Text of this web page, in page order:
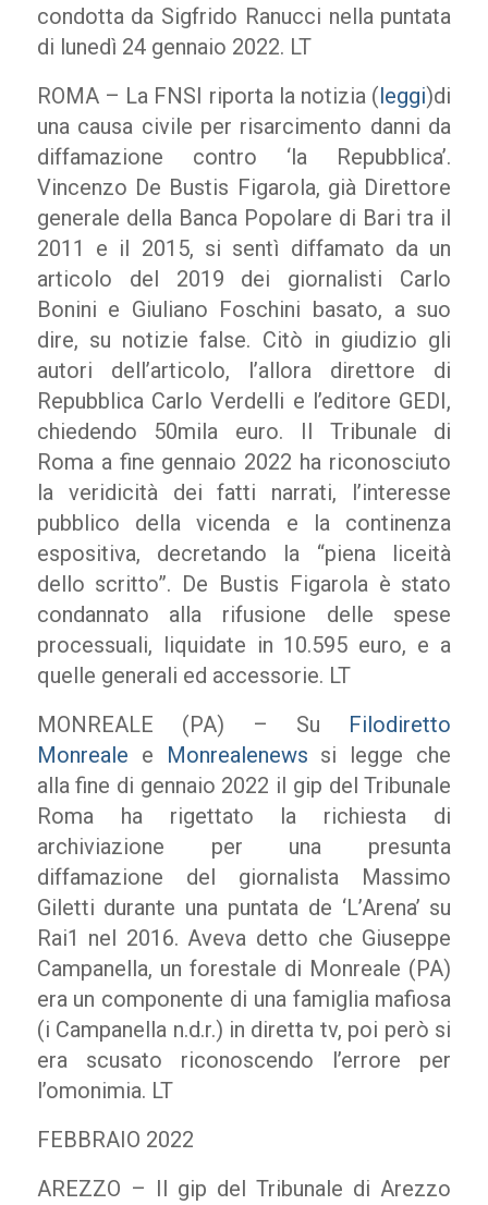
condotta da Sigfrido Ranucci nella puntata
di lunedì 24 gennaio 2022. LT
ROMA – La FNSI riporta la notizia (leggi)di
una causa civile per risarcimento danni da
diffamazione contro ‘la Repubblica’.
Vincenzo De Bustis Figarola, già Direttore
generale della Banca Popolare di Bari tra il
2011 e il 2015, si sentì diffamato da un
articolo del 2019 dei giornalisti Carlo
Bonini e Giuliano Foschini basato, a suo
dire, su notizie false. Citò in giudizio gli
autori dell’articolo, l’allora direttore di
Repubblica Carlo Verdelli e l’editore GEDI,
chiedendo 50mila euro. Il Tribunale di
Roma a fine gennaio 2022 ha riconosciuto
la veridicità dei fatti narrati, l’interesse
pubblico della vicenda e la continenza
espositiva, decretando la “piena liceità
dello scritto”. De Bustis Figarola è stato
condannato alla rifusione delle spese
processuali, liquidate in 10.595 euro, e a
quelle generali ed accessorie. LT
MONREALE (PA) – Su Filodiretto
Monreale e Monrealenews si legge che
alla fine di gennaio 2022 il gip del Tribunale
Roma ha rigettato la richiesta di
archiviazione per una presunta
diffamazione del giornalista Massimo
Giletti durante una puntata de ‘L’Arena’ su
Rai1 nel 2016. Aveva detto che Giuseppe
Campanella, un forestale di Monreale (PA)
era un componente di una famiglia mafiosa
(i Campanella n.d.r.) in diretta tv, poi però si
era scusato riconoscendo l’errore per
l’omonimia. LT
FEBBRAIO 2022
AREZZO – Il gip del Tribunale di Arezzo